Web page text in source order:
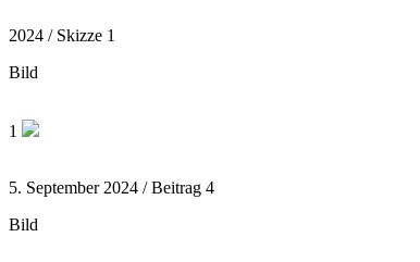
2024 / Skizze 1
Bild
1
5. September 2024 / Beitrag 4
Bild